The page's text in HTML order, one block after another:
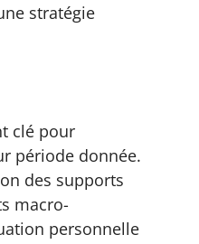
stratégie
clé pour
période donnée.
des supports
macro-
personnelle